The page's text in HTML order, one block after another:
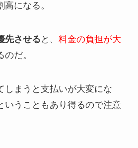
になる。
先させると、 料金の負担が大
のだ。
しまうと支払いが大変にな
いうこともあり得るので注意